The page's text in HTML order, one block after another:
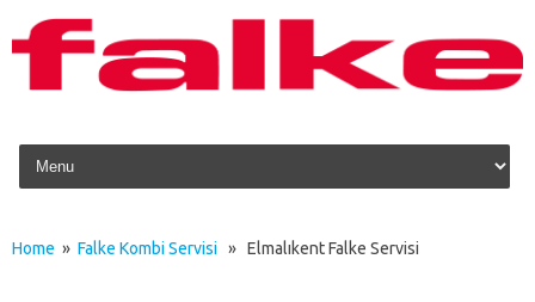
Skip to content
Home » Falke Kombi Servisi » Elmalıkent Falke Servisi